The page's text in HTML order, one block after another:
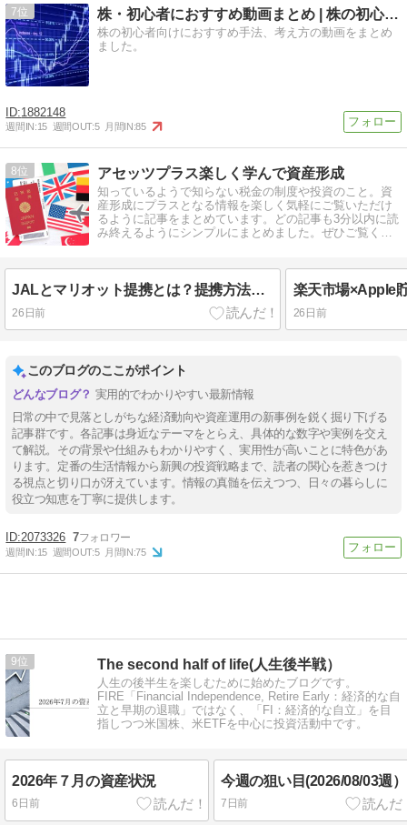
7 株・初心者におすすめ動画まとめ | 株の初心者向けにおすす…
株の初心者向けにおすすめ手法、考え方の動画をまとめ
ました。
1882148
週間IN:15 週間OUT:5 月間IN:85
8 アセッツプラス楽しく学んで資産形成
知っているようで知らない税金の制度や投資のこと。資
産形成にプラスとなる情報を楽しく気軽にご覧いただけ
るように記事をまとめています。どの記事も3分以内に読
み終えるようにシンプルにまとめました。ぜひご覧くだ
JALとマリオット提携とは？提携方法は？
26日前 26日前
このブログのここがポイント
実用的でわかりやすい最新情報
日常の中で見落としがちな経済動向や資産運用の新事例を鋭く掘り下げる
記事群です。各記事は身近なテーマをとらえ、具体的な数字や実例を交え
て解説。その背景や仕組みもわかりやすく、実用性が高いことに特色があ
ります。定番の生活情報から新興の投資戦略まで、読者の関心を惹きつけ
る視点と切り口が冴えています。情報の真髄を伝えつつ、日々の暮らしに
役立つ知恵を丁寧に提供します。
2073326 7
週間IN:15 週間OUT:5 月間IN:75
9 The second half of life(人生後半戦）
人生の後半生を楽しむために始めたブログです。
FIRE「Financial Independence, Retire Early：経済的な自
立と早期の退職」ではなく、「FI：経済的な自立」を目
指しつつ米国株、米ETFを中心に投資活動中です。
2026年７月の資産状況
6日前
今週の狙い目(2026/08/03週）
7日前